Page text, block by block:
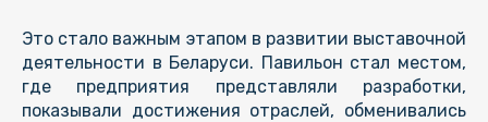
Это стало важным этапом в развитии выставочной
деятельности в Беларуси. Павильон стал местом,
где предприятия представляли разработки,
показывали достижения отраслей, обменивались